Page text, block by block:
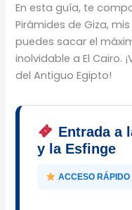
En esta guía, te
Pirámides de Giza,
puedes sacar el
inolvidable a El Cairo.
del Antiguo Egipto!
Entrada a
y la Esfinge
ACCESO RÁPIDO